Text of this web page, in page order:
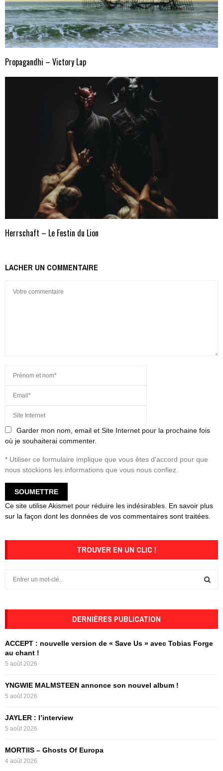
Propagandhi – Victory Lap
Herrschaft – Le Festin du Lion
LACHER UN COMMENTAIRE
Garder mon nom, email et Site Internet pour la prochaine fois
où je souhaiterai commenter.
* Utiliser ce formulaire implique que vous êtes d'accord pour que
nous stockions les informations que vous nous confiez.
Ce site utilise Akismet pour réduire les indésirables. En savoir plus
sur la façon dont les données de vos commentaires sont traitées
TROUVER EN UN CLIC !
o
DERNIÈRES PUBLICATION
ACCEPT : nouvelle version de « Save Us » avec Tobias Forge
au chant !
5 août 2026
YNGWIE MALMSTEEN annonce son nouvel album !
5 août 2026
JAYLER : l’interview
5 août 2026
MORTIIS – Ghosts Of Europa
4 août 2026